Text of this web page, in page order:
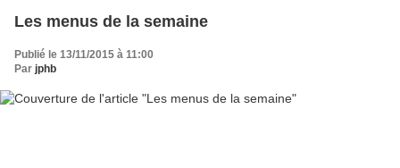
Les menus de la semaine
Publié le 13/11/2015 à 11:00
Par jphb